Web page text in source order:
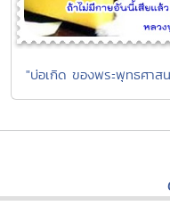
"บ่อเกิด ของพระพุทธศาส